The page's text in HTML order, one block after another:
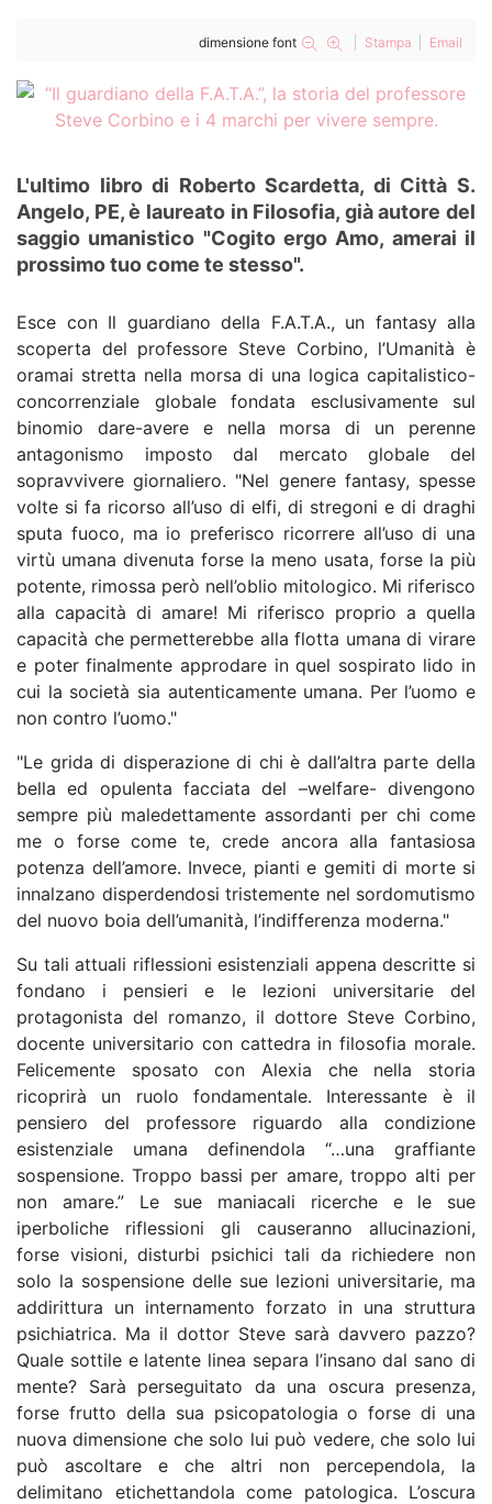
Luglio 2026. Il Libro del Mese –
La Scelta dei Lettori
Quando la tecnologia insegna,
chi plasma la mente?
Fante An American Writer'
diretto da Flavio Sciolè
Zaffiromagazine.com torna il 16
agosto 2026, buone vacanze!
dimensione font Stampa Email
L'ultimo libro di Roberto Scardetta, di Città S.
Angelo, PE, è laureato in Filosofia, già autore del
saggio umanistico "Cogito ergo Amo, amerai il
prossimo tuo come te stesso".
Esce con Il guardiano della F.A.T.A., un fantasy alla
scoperta del professore Steve Corbino, l’Umanità è
oramai stretta nella morsa di una logica capitalistico-
concorrenziale globale fondata esclusivamente sul
binomio dare-avere e nella morsa di un perenne
antagonismo imposto dal mercato globale del
sopravvivere giornaliero. "Nel genere fantasy, spesse
volte si fa ricorso all’uso di elfi, di stregoni e di draghi
sputa fuoco, ma io preferisco ricorrere all’uso di una
virtù umana divenuta forse la meno usata, forse la più
potente, rimossa però nell’oblio mitologico. Mi riferisco
alla capacità di amare! Mi riferisco proprio a quella
capacità che permetterebbe alla flotta umana di virare
e poter finalmente approdare in quel sospirato lido in
cui la società sia autenticamente umana. Per l’uomo e
non contro l’uomo."
"Le grida di disperazione di chi è dall’altra parte della
bella ed opulenta facciata del –welfare- divengono
sempre più maledettamente assordanti per chi come
me o forse come te, crede ancora alla fantasiosa
potenza dell’amore. Invece, pianti e gemiti di morte si
innalzano disperdendosi tristemente nel sordomutismo
del nuovo boia dell’umanità, l’indifferenza moderna."
Su tali attuali riflessioni esistenziali appena descritte si
fondano i pensieri e le lezioni universitarie del
protagonista del romanzo, il dottore Steve Corbino,
docente universitario con cattedra in filosofia morale.
Felicemente sposato con Alexia che nella storia
ricoprirà un ruolo fondamentale. Interessante è il
pensiero del professore riguardo alla condizione
esistenziale umana definendola “…una graffiante
sospensione. Troppo bassi per amare, troppo alti per
non amare.” Le sue maniacali ricerche e le sue
iperboliche riflessioni gli causeranno allucinazioni,
forse visioni, disturbi psichici tali da richiedere non
solo la sospensione delle sue lezioni universitarie, ma
addirittura un internamento forzato in una struttura
psichiatrica. Ma il dottor Steve sarà davvero pazzo?
Quale sottile e latente linea separa l’insano dal sano di
mente? Sarà perseguitato da una oscura presenza,
forse frutto della sua psicopatologia o forse di una
nuova dimensione che solo lui può vedere, che solo lui
può ascoltare e che altri non percependola, la
delimitano etichettandola come patologica. L’oscura